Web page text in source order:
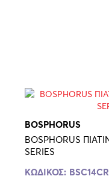
BOSPHORUS
BOSPHORUS ΠΙΑΤΙΝΙ
SERIES
ΚΩΔΙΚΟΣ: